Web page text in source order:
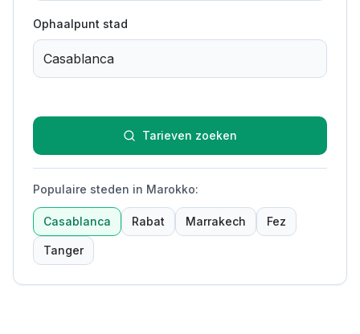
Ophaalpunt stad
Tarieven zoeken
Populaire steden in Marokko:
Casablanca Rabat Marrakech Fez
Tanger